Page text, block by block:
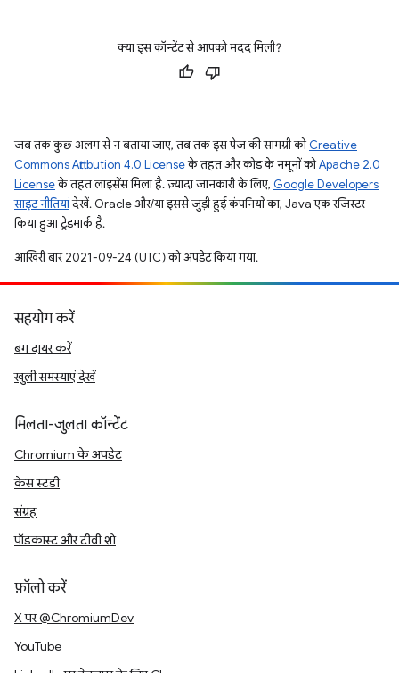
क्या इस कॉन्टेंट से आपको मदद मिली?
जब तक कुछ अलग से न बताया जाए, तब तक इस पेज की सामग्री कोCreative
Commons Attribution 4.0 Licenseके तहत और कोड के नमूनों कोApache 2.0
Licenseके तहत लाइसेंस मिला है. ज़्यादा जानकारी के लिए, Google Developers
साइट नीतियांदेखें. Oracle और/या इससे जुड़ी हुई कंपनियों का, Java एक रजिस्टर
किया हुआ ट्रेडमार्क है.
आखिरी बार 2021-09-24 (UTC) को अपडेट किया गया.
सहयोग करें
बग दायर करें
खुली समस्याएं देखें
मिलता-जुलता कॉन्टेंट
Chromium के अपडेट
केस स्टडी
संग्रह
पॉडकास्ट और टीवी शो
फ़ॉलो करें
X पर @ChromiumDev
YouTube